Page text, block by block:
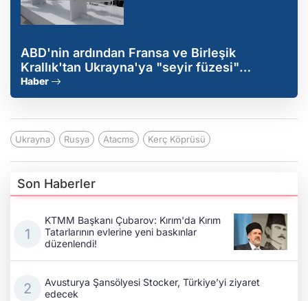
ABD'nin ardından Fransa ve Birleşik
Krallık'tan Ukrayna'ya "seyir füzesi"
hamlesi
Haber
Ukrayna Rusya Atacms Kerç Köprüsü
Son Haberler
KTMM Başkanı Çubarov: Kırım'da Kırım
Tatarlarının evlerine yeni baskınlar
düzenlendi!
Avusturya Şansölyesi Stocker, Türkiye’yi ziyaret
edecek